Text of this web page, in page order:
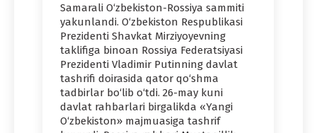
Samarali O‘zbekiston-Rossiya sammiti
yakunlandi. O‘zbekiston Respublikasi
Prezidenti Shavkat Mirziyoyevning
taklifiga binoan Rossiya Federatsiyasi
Prezidenti Vladimir Putinning davlat
tashrifi doirasida qator qo‘shma
tadbirlar bo‘lib o‘tdi. 26-may kuni
davlat rahbarlari birgalikda «Yangi
O‘zbekiston» majmuasiga tashrif